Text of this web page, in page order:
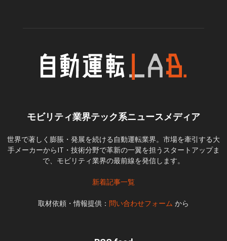
モビリティ業界テック系ニュースメディア
世界で著しく膨脹・発展を続ける自動運転業界。市場を牽引する大
手メーカーからIT・技術分野で革新の一翼を担うスタートアップま
で、モビリティ業界の最前線を発信します。
新着記事一覧
取材依頼・情報提供： 問い合わせフォーム から